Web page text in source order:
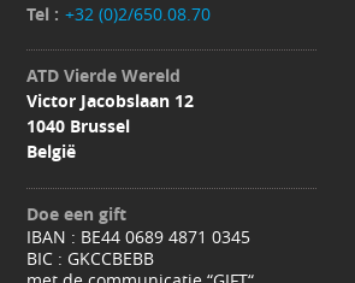
Tel : +32 (0)2/650.08.70
ATD Vierde Wereld
Victor Jacobslaan 12
1040 Brussel
België
Doe een gift
IBAN : BE44 0689 4871 0345
BIC : GKCCBEBB